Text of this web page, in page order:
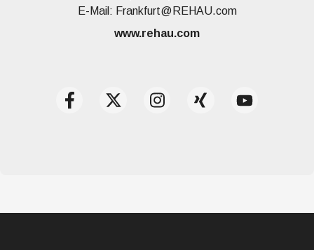
E-Mail: Frankfurt@REHAU.com
www.rehau.com